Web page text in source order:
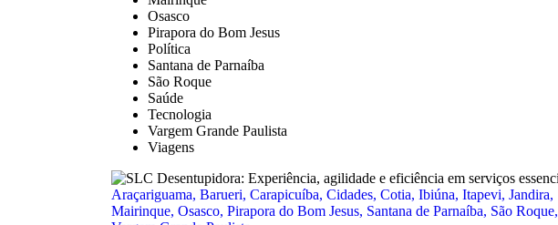
Osasco
Pirapora do Bom Jesus
Política
Santana de Parnaíba
São Roque
Saúde
Tecnologia
Vargem Grande Paulista
Viagens
Araçariguama, Barueri, Carapicuíba, Cidades, Cotia, Ibiúna, Itapevi, Jandira,
Mairinque, Osasco, Pirapora do Bom Jesus, Santana de Parnaíba, São Roque,